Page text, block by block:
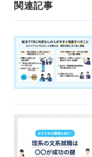
関連記事